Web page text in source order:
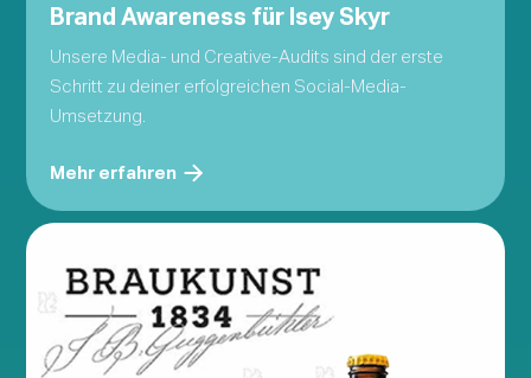
Brand Awareness für Isey Skyr
Unsere Media- und Creative-Audits sind der erste
Schritt zu deiner erfolgreichen Social-Media-
Umsetzung.
Mehr erfahren